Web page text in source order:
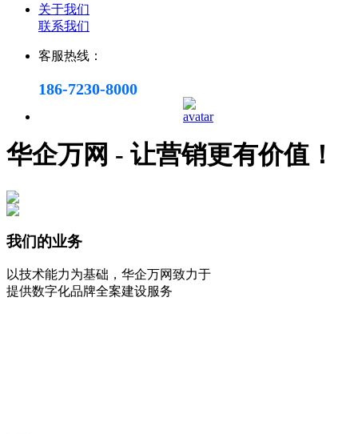
关于我们
联系我们
客服热线：
186-7230-8000
华企万网 - 让营销更有价值！
我们的业务
以技术能力为基础，华企万网致力于
提供数字化品牌全案建设服务